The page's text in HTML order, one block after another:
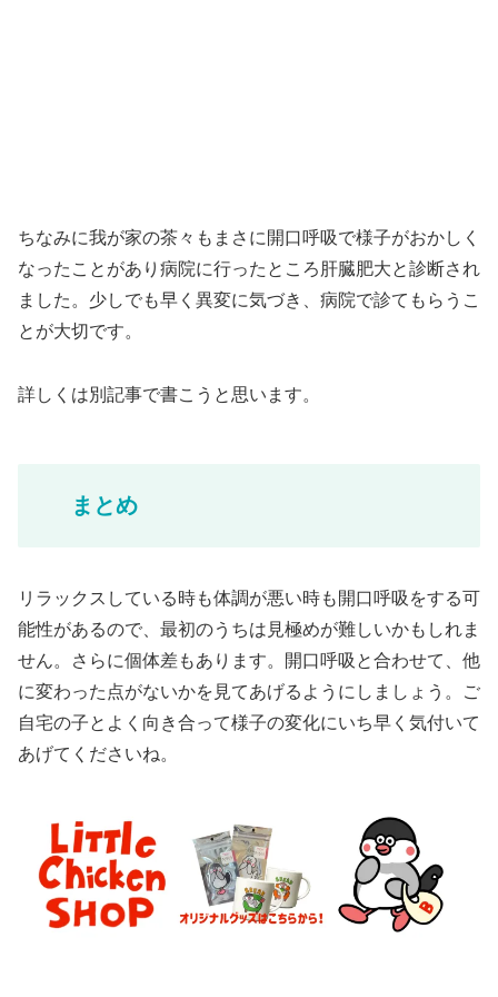
ちなみに我が家の茶々もまさに開口呼吸で様子がおかしく
なったことがあり病院に行ったところ肝臓肥大と診断され
ました。少しでも早く異変に気づき、病院で診てもらうこ
とが大切です。
詳しくは別記事で書こうと思います。
まとめ
リラックスしている時も体調が悪い時も開口呼吸をする可
能性があるので、最初のうちは見極めが難しいかもしれま
せん。さらに個体差もあります。開口呼吸と合わせて、他
に変わった点がないかを見てあげるようにしましょう。ご
自宅の子とよく向き合って様子の変化にいち早く気付いて
あげてくださいね。